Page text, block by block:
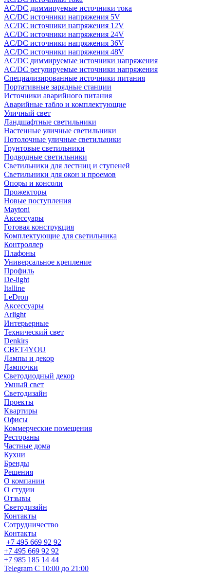
AC/DC диммируемые источники тока
AC/DC источники напряжения 5V
AC/DC источники напряжения 12V
AC/DC источники напряжения 24V
AC/DC источники напряжения 36V
AC/DC источники напряжения 48V
AC/DC диммируемые источники напряжения
AC/DC регулируемые источники напряжения
Специализированные источники питания
Портативные зарядные станции
Источники аварийного питания
Аварийные табло и комплектующие
Уличный свет
Ландшафтные светильники
Настенные уличные светильники
Потолочные уличные светильники
Грунтовые светильники
Подводные светильники
Светильники для лестниц и ступеней
Светильники для окон и проемов
Опоры и консоли
Прожекторы
Новые поступления
Maytoni
Аксессуары
Готовая конструкция
Комплектующие для светильника
Контроллер
Плафоны
Универсальное крепление
Профиль
De-light
Italline
LeDron
Аксессуары
Arlight
Интерьерные
Технический свет
Denkirs
СВЕТ4YOU
Лампы и декор
Лампочки
Светодиодный декор
Умный свет
Светодизайн
Проекты
Квартиры
Офисы
Коммерческие помещения
Рестораны
Частные дома
Кухни
Бренды
Решения
О компании
О студии
Отзывы
Светодизайн
Контакты
Сотрудничество
Контакты
+7 495 669 92 92
+7 495 669 92 92
+7 985 185 14 44
Telegram С 10:00 до 21:00